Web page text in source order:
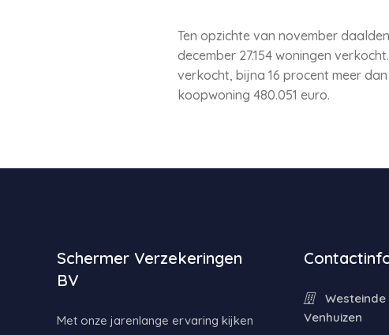
Ten opzichte van november
december 27.154 woningen
verkocht, bijna 16 procent meer
koopwoning 480.051 euro.
Schermer Verzekeringen
BV
Met onze jarenlange ervaring kijken
Westeinde
Venhuizen